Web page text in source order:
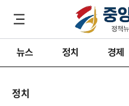
뉴스 정치 경제
정치